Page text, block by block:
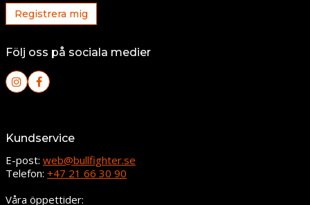
Registrera mig
Följ oss på sociala medier
Kundservice
E-post: web@bullfighter.se
Telefon: +47 21 66 30 90
Våra öppettider: